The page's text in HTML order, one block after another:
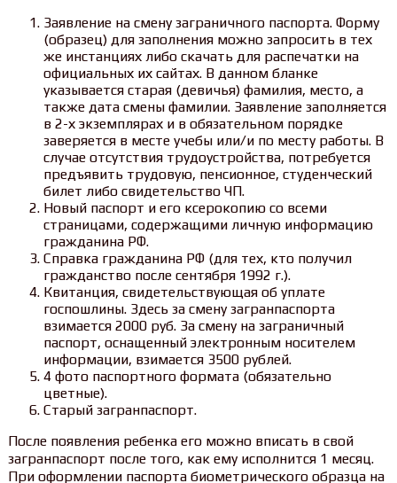
Заявление на смену заграничного паспорта. Форму
(образец) для заполнения можно запросить в тех
же инстанциях либо скачать для распечатки на
официальных их сайтах. В данном бланке
указывается старая (девичья) фамилия, место, а
также дата смены фамилии. Заявление заполняется
в 2-х экземплярах и в обязательном порядке
заверяется в месте учебы или/и по месту работы. В
случае отсутствия трудоустройства, потребуется
предъявить трудовую, пенсионное, студенческий
билет либо свидетельство ЧП.
Новый паспорт и его ксерокопию со всеми
страницами, содержащими личную информацию
гражданина РФ.
Справка гражданина РФ (для тех, кто получил
гражданство после сентября 1992 г.).
Квитанция, свидетельствующая об уплате
госпошлины. Здесь за смену загранпаспорта
взимается 2000 руб. За смену на заграничный
паспорт, оснащенный электронным носителем
информации, взимается 3500 рублей.
4 фото паспортного формата (обязательно
цветные).
Старый загранпаспорт.
После появления ребенка его можно вписать в свой
загранпаспорт после того, как ему исполнится 1 месяц.
При оформлении паспорта биометрического образца на